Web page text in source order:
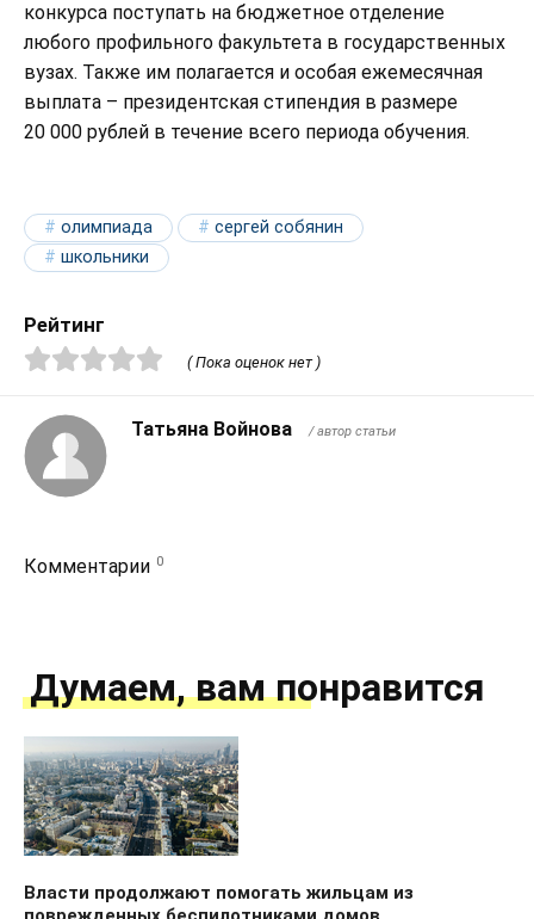
конкурса поступать на бюджетное отделение
любого профильного факультета в государственных
вузах. Также им полагается и особая ежемесячная
выплата – президентская стипендия в размере
20 000 рублей в течение всего периода обучения.
олимпиада
сергей собянин
школьники
Рейтинг
( Пока оценок нет )
Татьяна Войнова / автор статьи
Комментарии 0
Думаем, вам понравится
Власти продолжают помогать жильцам из